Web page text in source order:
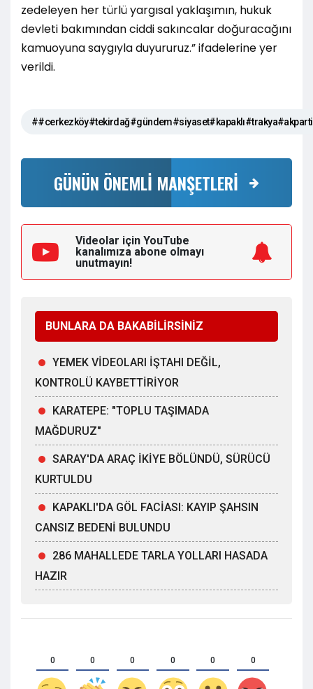
zedeleyen her türlü yargısal yaklaşımın, hukuk
devleti bakımından ciddi sakıncalar doğuracağını
kamuoyuna saygıyla duyururuz.” ifadelerine yer
verildi.
GÜNÜN ÖNEMLİ MANŞETLERİ
Videolar için YouTube
kanalımıza abone olmayı
unutmayın!
BUNLARA DA BAKABİLİRSİNİZ
YEMEK VİDEOLARI İŞTAHI DEĞİL,
KONTROLÜ KAYBETTİRİYOR
KARATEPE: "TOPLU TAŞIMADA
MAĞDURUZ"
SARAY'DA ARAÇ İKİYE BÖLÜNDÜ, SÜRÜCÜ
KURTULDU
KAPAKLI'DA GÖL FACİASI: KAYIP ŞAHSIN
CANSIZ BEDENİ BULUNDU
286 MAHALLEDE TARLA YOLLARI HASADA
HAZIR
0 0 0 0 0 0